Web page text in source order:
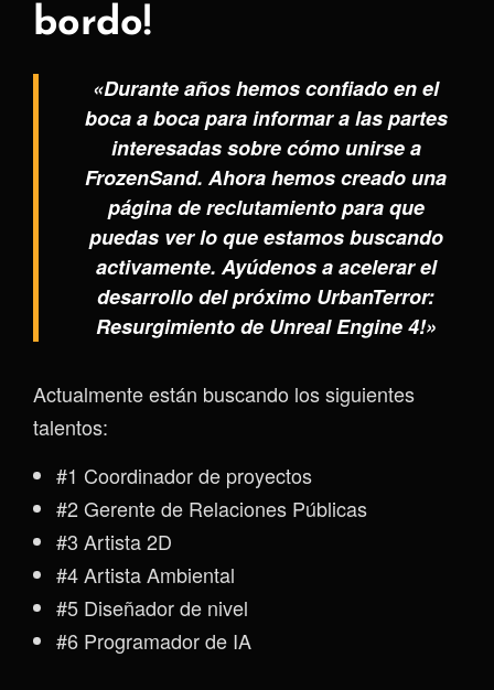
bordo!
«Durante años hemos confiado en el
boca a boca para informar a las partes
interesadas sobre cómo unirse a
FrozenSand. Ahora hemos creado una
página de reclutamiento para que
puedas ver lo que estamos buscando
activamente. Ayúdenos a acelerar el
desarrollo del próximo UrbanTerror:
Resurgimiento de Unreal Engine 4!»
Actualmente están buscando los siguientes
talentos:
#1 Coordinador de proyectos
#2 Gerente de Relaciones Públicas
#3 Artista 2D
#4 Artista Ambiental
#5 Diseñador de nivel
#6 Programador de IA